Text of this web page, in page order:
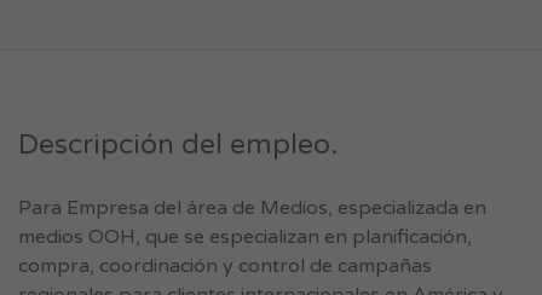
Descripción del empleo.
Para Empresa del área de Medios, especializada en
medios OOH, que se especializan en planificación,
compra, coordinación y control de campañas